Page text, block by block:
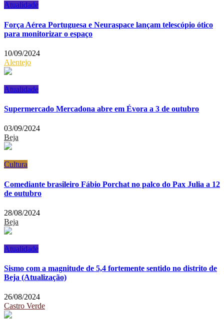
Atualidade
Força Aérea Portuguesa e Neuraspace lançam telescópio ótico
para monitorizar o espaço
10/09/2024
Alentejo
Atualidade
Supermercado Mercadona abre em Évora a 3 de outubro
03/09/2024
Beja
Cultura
Comediante brasileiro Fábio Porchat no palco do Pax Julia a 12
de outubro
28/08/2024
Beja
Atualidade
Sismo com a magnitude de 5,4 fortemente sentido no distrito de
Beja (Atualização)
26/08/2024
Castro Verde